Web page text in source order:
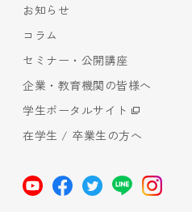
お知らせ
コラム
セミナー・公開講座
企業・教育機関の皆様へ
学生ポータルサイト
在学生 / 卒業生の方へ